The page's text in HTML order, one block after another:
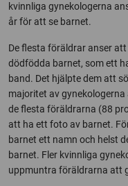
kvinnliga gynekologerna
år för att se barnet.
De flesta föräldrar anser
dödfödda barnet, som ett
band. Det hjälpte dem att
majoritet av
de flesta föräldrarna (88
att ha ett foto av barnet.
barnet ett namn och helst
barnet. Fler kvinnliga
uppmuntra föräldrarna att